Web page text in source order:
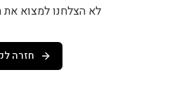
לא הצלחנו למצוא
חזרה